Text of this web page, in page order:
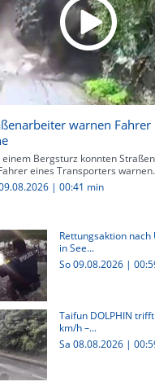
warnen
einem Bergsturz konnten
eines Transporters warnen.
| 00:41 min
Rettungsaktion
in See...
So 09.08.2026 |
Taifun DOLPHIN
km/h –...
Sa 08.08.2026 |